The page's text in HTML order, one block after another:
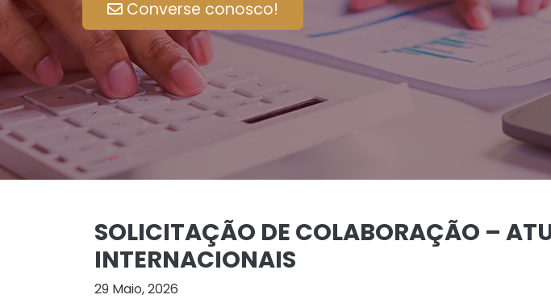
Converse conosco!
SOLICITAÇÃO DE COLABORAÇÃO –
INTERNACIONAIS
29 Maio, 2026